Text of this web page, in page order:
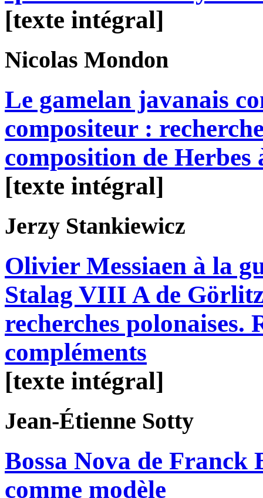
[texte intégral]
Nicolas Mondon
Le gamelan javanais
compositeur :
composition de Herbes
[texte intégral]
Jerzy Stankiewicz
Olivier Messiaen à la
Stalag VIII A de
recherches polonaises.
compléments
[texte intégral]
Jean-Étienne Sotty
Bossa Nova de Franck
comme modèle